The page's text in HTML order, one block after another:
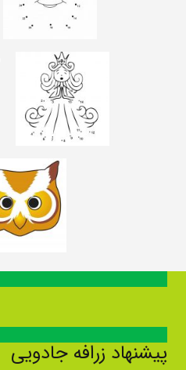
پیشنهاد زرافه جادویی